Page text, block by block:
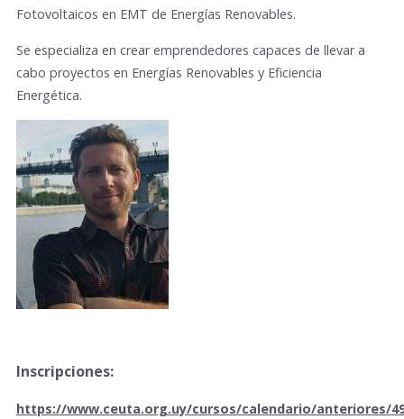
Fotovoltaicos en EMT de Energías Renovables.
Se especializa en crear emprendedores capaces de llevar a
cabo proyectos en Energías Renovables y Eficiencia
Energética.
Inscripciones:
https://www.ceuta.org.uy/cursos/calendario/anteriores/